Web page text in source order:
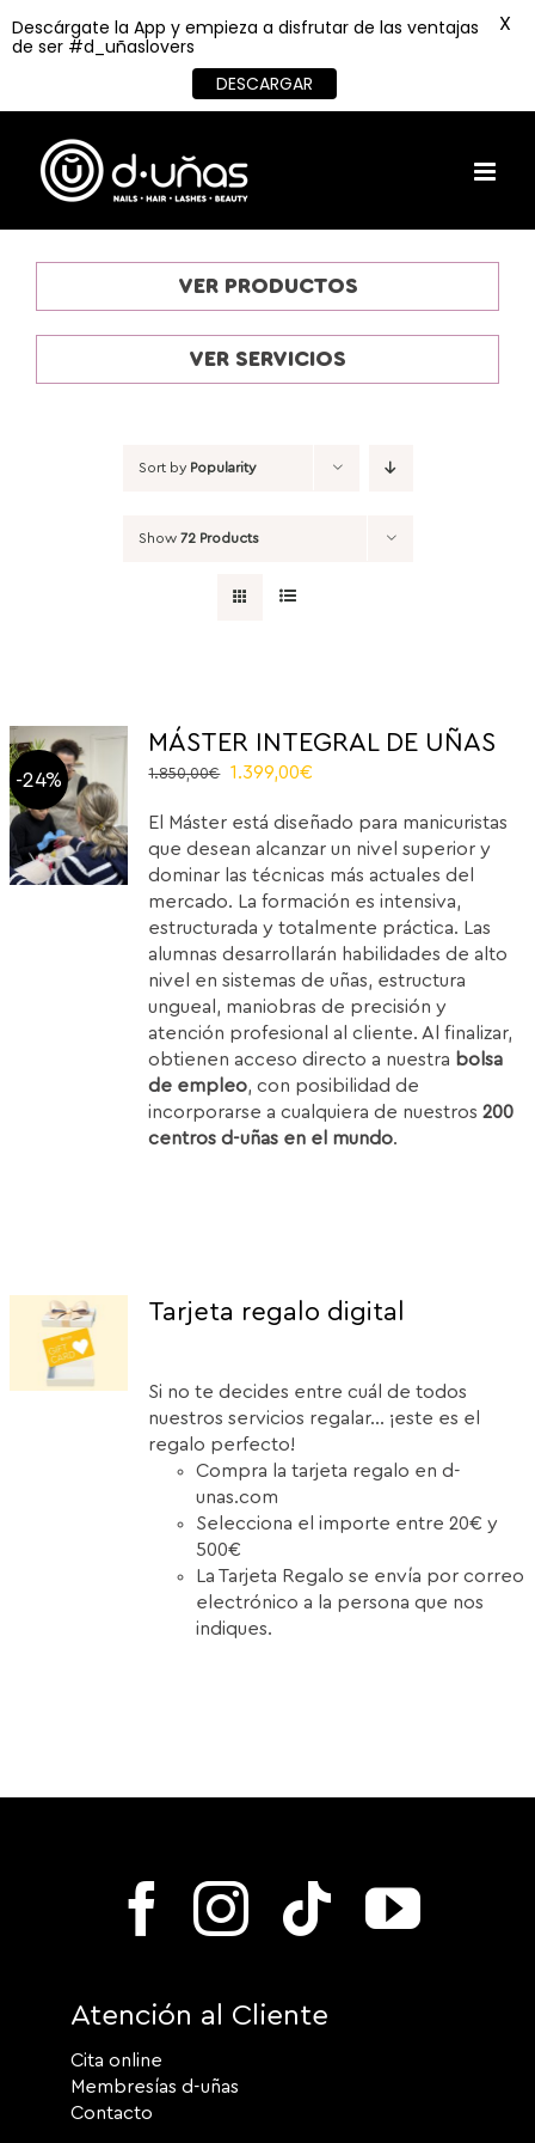
content
VER PRODUCTOS
VER SERVICIOS
Sort by Popularity
Show 72 Products
-24%
MÁSTER INTEGRAL DE UÑAS
1.850,00€
El
original
era:
1.850,00€.
1.399,00€
actual
es:
1.399,00€.
El Máster está diseñado para manicuristas
que desean alcanzar un nivel superior y
dominar las técnicas más actuales del
mercado. La formación es intensiva,
estructurada y totalmente práctica. Las
alumnas desarrollarán habilidades de alto
nivel en sistemas de uñas, estructura
ungueal, maniobras de precisión y
atención profesional al cliente. Al finalizar,
obtienen acceso directo a nuestra bolsa
de empleo, con posibilidad de
incorporarse a cualquiera de nuestros200
centros d-uñas en el mundo.
Tarjeta regalo digital
Si no te decides entre cuál de todos
nuestros servicios regalar... ¡este es el
regalo perfecto!
Compra la tarjeta regalo en d-
unas.com
Selecciona el importe entre 20€ y
500€
La Tarjeta Regalo se envía por correo
electrónico a la persona que nos
indiques.
Atención al Cliente
Cita online
Membresías d-uñas
Contacto
Descárgate la App y empieza a disfrutar de las ventajas
de ser #d_uñaslovers
DESCARGAR
X